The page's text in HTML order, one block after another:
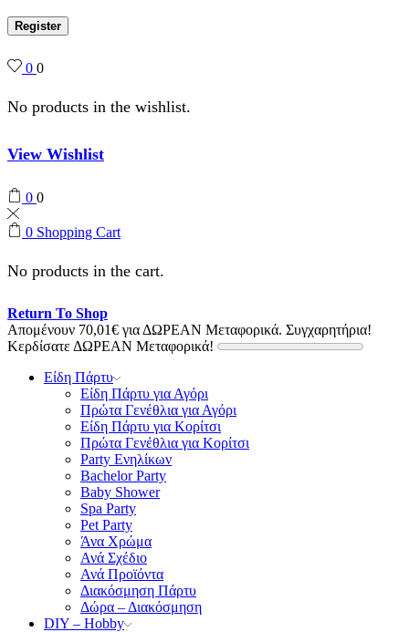
Register
0 0
No products in the wishlist.
View Wishlist
0 0
0 Shopping Cart
No products in the cart.
Return To Shop
Απομένουν 70,01€ για ΔΩΡΕΑΝ Μεταφορικά. Συγχαρητήρια!
Κερδίσατε ΔΩΡΕΑΝ Μεταφορικά!
Είδη Πάρτυ
Είδη Πάρτυ για Αγόρι
Πρώτα Γενέθλια για Αγόρι
Είδη Πάρτυ για Κορίτσι
Πρώτα Γενέθλια για Κορίτσι
Party Ενηλίκων
Bachelor Party
Baby Shower
Spa Party
Pet Party
Άνα Χρώμα
Ανά Σχέδιο
Ανά Προϊόντα
Διακόσμηση Πάρτυ
Δώρα – Διακόσμηση
DIY – Hobby